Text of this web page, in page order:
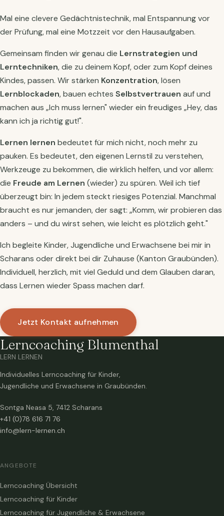
Mal eine clevere Gedächtnistechnik, mal Entspannung vor
der Prüfung, mal eine Motzzeit vor den Hausaufgaben.
Gemeinsam finden wir genau die Lernstrategien und
Lerntechniken, die zu deinem Kopf, oder zum Kopf deines
Kindes, passen. Wir stärken Konzentration, lösen
Lernblockaden, bauen echtes Selbstvertrauen auf und
machen aus „Ich muss lernen" wieder ein freudiges „Hey, das
kann ich ja richtig gut!".
Lernen lernen bedeutet für mich nicht, noch mehr zu
pauken. Es bedeutet, den eigenen Lernstil zu verstehen,
Werkzeuge zu bekommen, die wirklich helfen, und vor allem:
die Freude am Lernen (wieder) zu spüren. Weil ich tief
überzeugt bin: In jedem steckt riesiges Potenzial. Manchmal
braucht es nur jemanden, der sagt: „Komm, wir probieren das
anders – und du wirst sehen, wie leicht es plötzlich geht."
Ich begleite Kinder, Jugendliche und Erwachsene bei mir in
Scharans oder direkt bei dir Zuhause (Kanton Graubünden).
Individuell, herzlich, mit viel Geduld und dem Glauben daran,
dass Lernen wieder Spass machen darf.
Jetzt Kontakt aufnehmen
Lerncoaching Blumenthal
LERN LERNEN
Individuelles Lerncoaching für Kinder,
Jugendliche und Erwachsene in Graubünden.
Sontga Neasa 5, 7412 Scharans
+41 (0)78 616 71 76
info@lern-lernen.ch
ANGEBOTE
Lerncoaching Übersicht
Lerncoaching für Kinder
Lerncoaching für Jugendliche & Erwachsene